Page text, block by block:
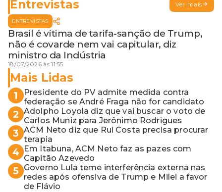
Entrevistas Ver mais
ENTREVISTAS
Brasil é vítima de tarifa-sanção de Trump,
não é covarde nem vai capitular, diz
ministro da Indústria
18/07/2026 às 11:55
Mais Lidas
1
Presidente do PV admite medida contra
federação se André Fraga não for candidato
2 Adolpho Loyola diz que vai buscar o voto de
Carlos Muniz para Jerônimo Rodrigues
3 ACM Neto diz que Rui Costa precisa procurar
terapia
4
Em Itabuna, ACM Neto faz as pazes com
Capitão Azevedo
5
Governo Lula teme interferência externa nas
redes após ofensiva de Trump e Milei a favor
de Flávio